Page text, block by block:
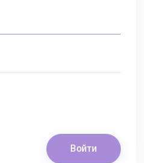
Войти